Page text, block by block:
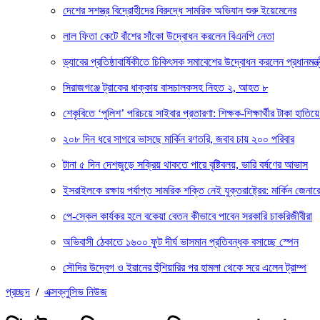
দেশের সশস্ত্র বিদ্রোহীদের বিরুদ্ধে সামরিক অভিযান শুরু ইয়েমেনের
লাল ফিতা কেটে বাঁশের সাঁকো উদ্বোধন করলেন বিএনপি নেতা
ড্যাবের প্রতিষ্ঠাবার্ষিকীতে চিকিৎসক সমাবেশের উদ্বোধন করলেন
সিরাজগঞ্জে ট্রাকের ধাক্কায় বাসচালকসহ নিহত ২, আহত ৮
শেকৃবিতে ‘পুলিশ’ পরিচয়ে সাইবার প্রতারণা: শিক্ষক-শিক্ষার্থীর টাকা
২০৮ দিন ধরে সাগরে ভাসছে মার্কিন রণতরি, জবাব চায় ২০০ পরিবার
টানা ৫ দিন দেশজুড়ে সক্রিয় থাকতে পারে বৃষ্টিবলয়, ভারি বর্ষণের আভাস
ইসরাইলকে রক্ষায় পর্যাপ্ত সামরিক শক্তি নেই যুক্তরাষ্ট্রের: মার্কিন
পে-স্কেল কার্যকর হলে বকেয়া বেতন কীভাবে পাবেন সরকারি চাকরিজীবীরা
অভিবাসী ঠেকাতে ১৬০০ ফুট দীর্ঘ ভাসমান প্রতিবন্ধক বসাচ্ছে স্পেন
সৌদির উদ্বেগ ও ইরানের হুঁশিয়ারির পর হামলা থেকে সরে এলেন ট্রাম্প
প্রচ্ছদ / এক্সক্লুসিভ নিউজ